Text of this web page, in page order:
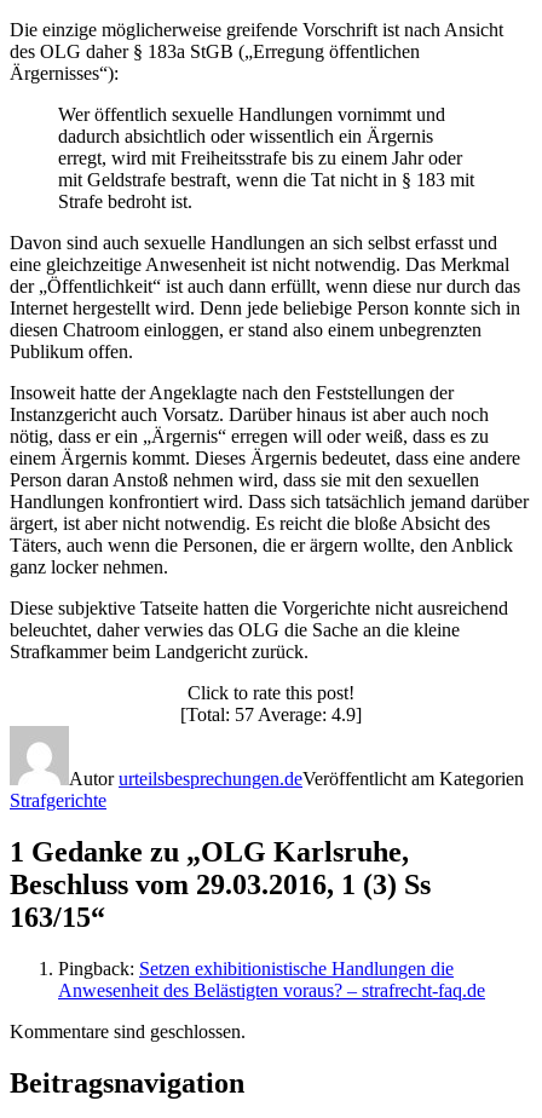
Die einzige möglicherweise greifende Vorschrift ist nach Ansicht
des OLG daher § 183a StGB („Erregung öffentlichen
Ärgernisses“):
Wer öffentlich sexuelle Handlungen vornimmt und
dadurch absichtlich oder wissentlich ein Ärgernis
erregt, wird mit Freiheitsstrafe bis zu einem Jahr oder
mit Geldstrafe bestraft, wenn die Tat nicht in § 183 mit
Strafe bedroht ist.
Davon sind auch sexuelle Handlungen an sich selbst erfasst und
eine gleichzeitige Anwesenheit ist nicht notwendig. Das Merkmal
der „Öffentlichkeit“ ist auch dann erfüllt, wenn diese nur durch das
Internet hergestellt wird. Denn jede beliebige Person konnte sich in
diesen Chatroom einloggen, er stand also einem unbegrenzten
Publikum offen.
Insoweit hatte der Angeklagte nach den Feststellungen der
Instanzgericht auch Vorsatz. Darüber hinaus ist aber auch noch
nötig, dass er ein „Ärgernis“ erregen will oder weiß, dass es zu
einem Ärgernis kommt. Dieses Ärgernis bedeutet, dass eine andere
Person daran Anstoß nehmen wird, dass sie mit den sexuellen
Handlungen konfrontiert wird. Dass sich tatsächlich jemand darüber
ärgert, ist aber nicht notwendig. Es reicht die bloße Absicht des
Täters, auch wenn die Personen, die er ärgern wollte, den Anblick
ganz locker nehmen.
Diese subjektive Tatseite hatten die Vorgerichte nicht ausreichend
beleuchtet, daher verwies das OLG die Sache an die kleine
Strafkammer beim Landgericht zurück.
Click to rate this post!
[Total: 57 Average: 4.9]
Autorurteilsbesprechungen.deVeröffentlicht am Kategorien
Strafgerichte
1 Gedanke zu „OLG Karlsruhe,
Beschluss vom 29.03.2016, 1 (3) Ss
163/15“
Pingback: Setzen exhibitionistische Handlungen die
Anwesenheit des Belästigten voraus? – strafrecht-faq.de
Kommentare sind geschlossen.
Beitragsnavigation